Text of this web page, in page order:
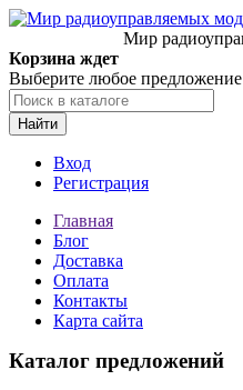
Мир
Корзина ждет
Выберите любое предложение
Найти
Вход
Регистрация
Главная
Блог
Доставка
Оплата
Контакты
Карта сайта
Каталог предложений